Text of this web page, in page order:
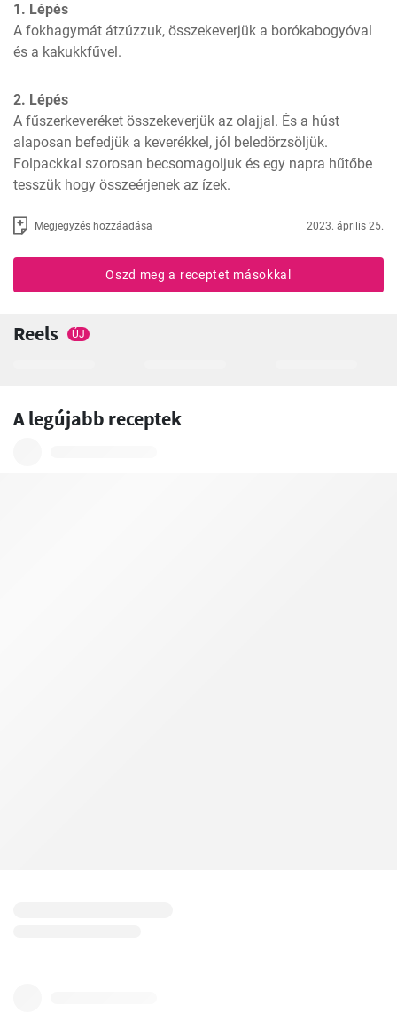
1. Lépés
A fokhagymát átzúzzuk, összekeverjük a borókabogyóval
és a kakukkfűvel.
2. Lépés
A fűszerkeveréket összekeverjük az olajjal. És a húst
alaposan befedjük a keverékkel, jól beledörzsöljük.
Folpackkal szorosan becsomagoljuk és egy napra hűtőbe
tesszük hogy összeérjenek az ízek.
Megjegyzés hozzáadása 2023. április 25.
Oszd meg a receptet másokkal
Reels ÚJ
A legújabb receptek